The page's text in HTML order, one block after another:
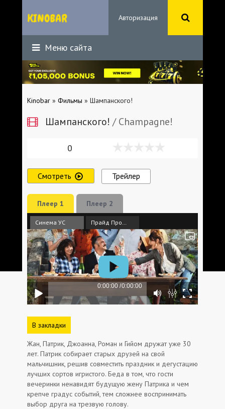
Авторизация
Меню сайта
Kinobar » Фильмы » Шампанского!
Шампанского! / Champagne!
0
Смотреть Трейлер
Плеер 1 Плеер 2
Синема УС
В закладки
Жан, Патрик, Джоанна, Роман и Гийом дружат уже 30
лет. Патрик собирает старых друзей на свой
мальчишник, решив совместить праздник и дегустацию
лучших сортов игристого. Беда в том, что гости
вечеринки ненавидят будущую жену Патрика и чем
крепче градус событий, тем сложнее воспринимать
выбор друга на трезвую голову.